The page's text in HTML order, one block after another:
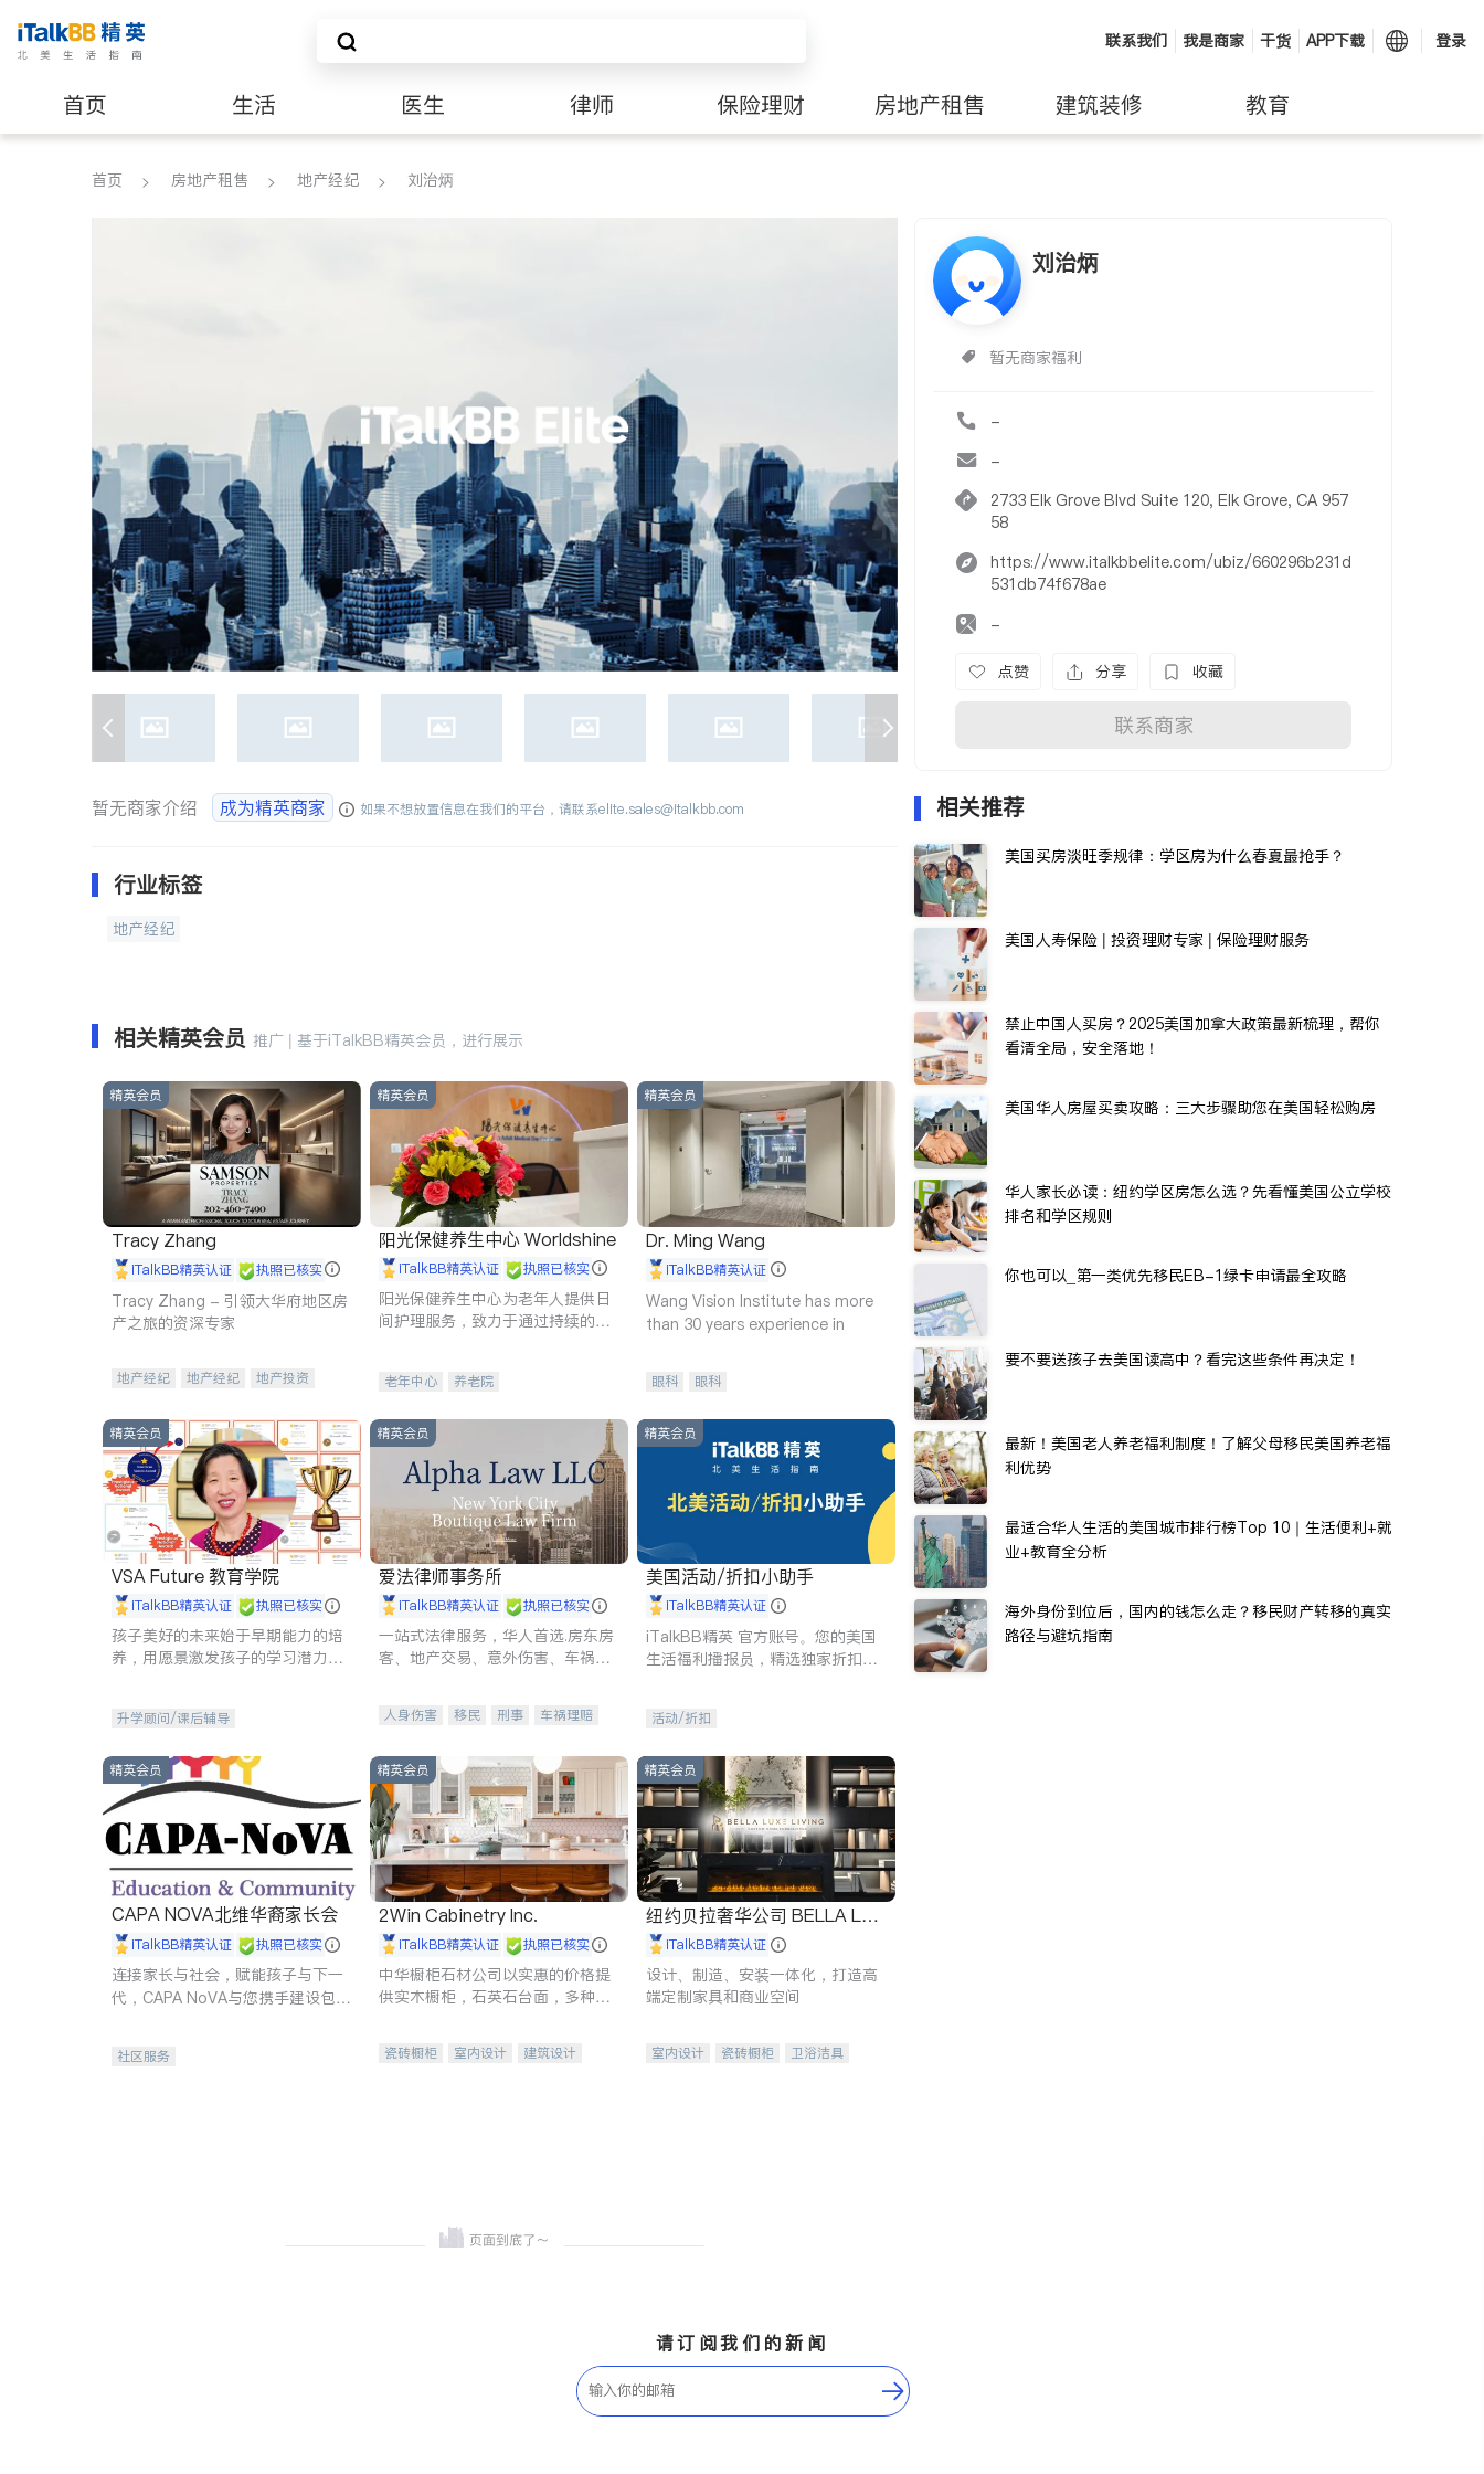
联系我们 我是商家 干货 APP下载 登录
首页 生活 医生 律师 保险理财 房地产租售 建筑装修 教育
养老 非盈利组织
首页 房地产租售 地产经纪 刘治炳
刘治炳
暂无商家福利
-
-
2733 Elk Grove Blvd Suite 120, Elk Grove, CA 957
58
https://www.italkbbelite.com/ubiz/660296b231d
531db74f678ae
-
点赞 分享 收藏
联系商家
暂无商家介绍 成为精英商家 如果不想放置信息在我们的平台，请联系elite.sales@italkbb.com
行业标签
地产经纪
相关精英会员 推广 | 基于iTalkBB精英会员，进行展示
精英会员
Tracy Zhang
iTalkBB精英认证 执照已核实
Tracy Zhang - 引领大华府地区房
产之旅的资深专家
地产经纪 地产经纪
地产投资
精英会员
阳光保健养生中心 Worldshine
iTalkBB精英认证 执照已核实
阳光保健养生中心为老年人提供日
间护理服务，致力于通过持续的护
老年中心 养老院
精英会员
Dr. Ming Wang
iTalkBB精英认证
Wang Vision Institute has more
than 30 years experience in
眼科 眼科
精英会员
VSA Future 教育学院
iTalkBB精英认证 执照已核实
孩子美好的未来始于早期能力的培
养，用愿景激发孩子的学习潜力和
升学顾问/课后辅导
精英会员
爱法律师事务所
iTalkBB精英认证 执照已核实
一站式法律服务，华人首选.房东房
客、地产交易、意外伤害、车祸重
人身伤害 移民 刑事
车祸理赔
商标注册
索赔 律师-其它 保释
精英会员
美国活动/折扣小助手
iTalkBB精英认证
iTalkBB精英 官方账号。您的美国
生活福利播报员，精选独家折扣、
活动/折扣
精英会员
CAPA NOVA北维华裔家长会
iTalkBB精英认证 执照已核实
连接家长与社会，赋能孩子与下一
代，CAPA NoVA与您携手建设包
社区服务
精英会员
2Win Cabinetry Inc.
iTalkBB精英认证 执照已核实
中华橱柜石材公司以实惠的价格提
供实木橱柜，石英石台面，多种优
瓷砖橱柜 室内设计
建筑设计
精英会员
纽约贝拉奢华公司 BELLA LUX
E iTalkBB精英认证
设计、制造、安装一体化，打造高
端定制家具和商业空间
室内设计 瓷砖橱柜
卫浴洁具
相关推荐
美国买房淡旺季规律：学区房为什么春夏最抢手？
美国人寿保险 | 投资理财专家 | 保险理财服务
禁止中国人买房？2025美国加拿大政策最新梳理，帮你
看清全局，安全落地！
美国华人房屋买卖攻略：三大步骤助您在美国轻松购房
华人家长必读：纽约学区房怎么选？先看懂美国公立学校
排名和学区规则
你也可以_第一类优先移民EB-1绿卡申请最全攻略
要不要送孩子去美国读高中？看完这些条件再决定！
最新！美国老人养老福利制度！了解父母移民美国养老福
利优势
最适合华人生活的美国城市排行榜Top 10｜生活便利+就
业+教育全分析
海外身份到位后，国内的钱怎么走？移民财产转移的真实
路径与避坑指南
请订阅我们的新闻